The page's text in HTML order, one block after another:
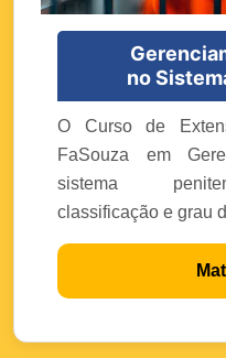
no
O Curso de
FaSouza em
sistema
classificação e grau